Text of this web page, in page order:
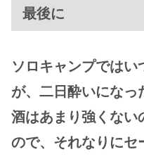
最後に
ソロキャンプではい
が、二日酔いになっ
酒はあまり強くない
ので、それなりにセ